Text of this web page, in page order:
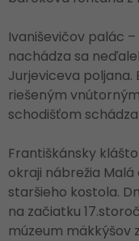
Ivaniševičov palác
nachádza sa
Jurjeviceva
riešeným
schodišťom
Františkánsky
okraji nábrežia
staršieho kostola.
na začiatku
múzeum mäkkýšov